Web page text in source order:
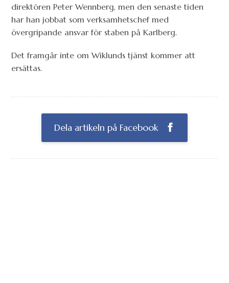
direktören Peter Wennberg, men den senaste tiden
har han jobbat som verksamhetschef med
övergripande ansvar för staben på Karlberg.
Det framgår inte om Wiklunds tjänst kommer att
ersättas.
Dela artikeln på Facebook